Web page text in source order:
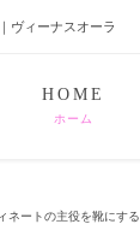
ヴィーナスオーラ
HOME
ホーム
ネートの主役を靴にする